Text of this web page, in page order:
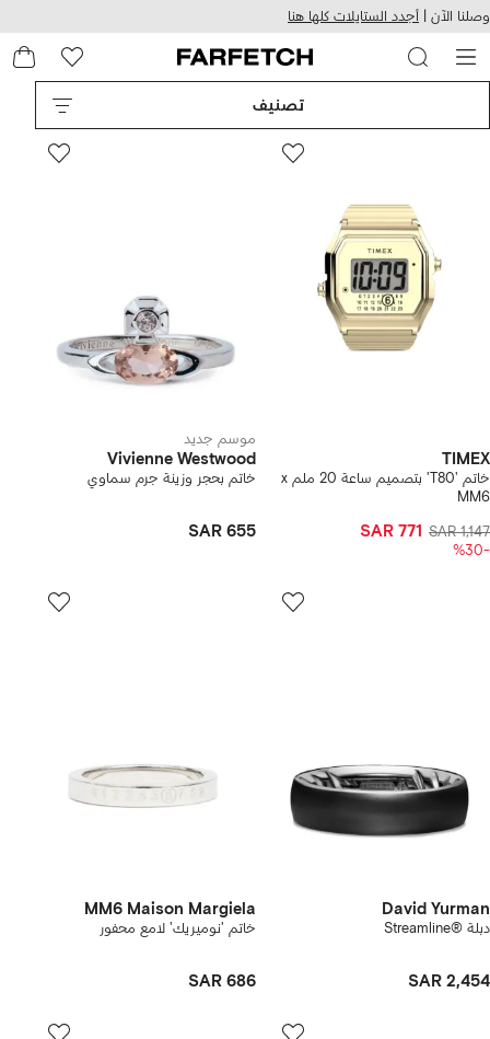
التخطي
للمحتوى
الرئيسي
وصلنا الآن | أجدد الستايلات كلها هنا
تصنيف
TIMEX
خاتم 'T80' بتصميم ساعة 20 ملم x
MM6
SAR 1,147
SAR 771
-%30
موسم جديد
Vivienne Westwood
خاتم بحجر وزينة جرم سماوي
SAR 655
David Yurman
دبلة ®Streamline
SAR 2,454
MM6 Maison Margiela
خاتم 'نوميريك' لامع محفور
SAR 686